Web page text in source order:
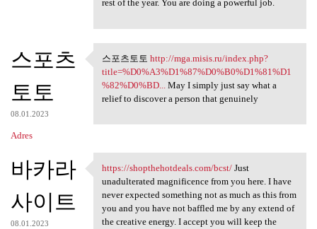
rest of the year. You are doing a powerful job.
스포츠
토토
08.01.2023
Adres
스포츠토토 http://mga.misis.ru
스포츠토토 http://mga.misis.ru/index.php?
title=%D0%A3%D1%87%D0%B0%D1%81%D1
%82%D0%BD...
May I simply just say what a
relief to discover a person that genuinely
바카라
사이트
08.01.2023
https://shopthehotdeals.com
https://shopthehotdeals.com/bcst/Just
unadulterated magnificence from you here. I have
never expected something not as much as this from
you and you have not baffled me by any extend of
the creative energy. I accept you will keep the